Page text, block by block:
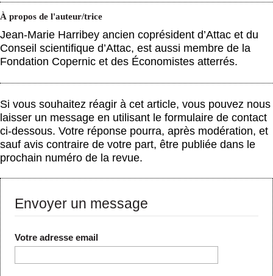
À propos de l'auteur/trice
Jean-Marie Harribey ancien coprésident d’Attac et du
Conseil scientifique d’Attac, est aussi membre de la
Fondation Copernic et des Économistes atterrés.
Si vous souhaitez réagir à cet article, vous pouvez nous
laisser un message en utilisant le formulaire de contact
ci-dessous. Votre réponse pourra, après modération, et
sauf avis contraire de votre part, être publiée dans le
prochain numéro de la revue.
Envoyer un message
Votre adresse email